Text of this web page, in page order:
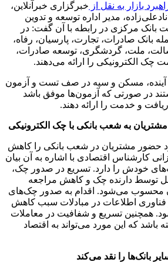
بازار به نقل از خبرگزاری خبرآنلاین،
مدیر اداره توسعه و تدوین
بانک مرکزی در رابطه با آن گفت: در
بانک از جمله بانک صادرات، تجارت، پارسیان، رفاه،
ملت، گردشگری، توسعه صادرات،
چک الکترونیکی را ارائه می‌دهند.
افزود: ۳ بانک آینده، مسکن و سپه در صف تست و آزمون
در صورتی که آزمون‌ها موفق باشد
و خدمت را ارائه دهند.
به شعب بانکی با چک الکترونیکی
حضور مشتریان در شعب بانکی را کاهش
کارشناس اقتصادی با اشاره به آن بیان
خودش را دارد. تسریع در صدور چک،
دارنده چک و کاهش مراجعه
محسوب می‌شود. اقدام به صدور چک‌های
فناوری اطلاعات در مبادلات سبب کاهش
همچنین تسریع و شفافیت در معاملات
باشد که این مورد می‌تواند به اقتصاد
بانک‌ها را نقد می‌کند